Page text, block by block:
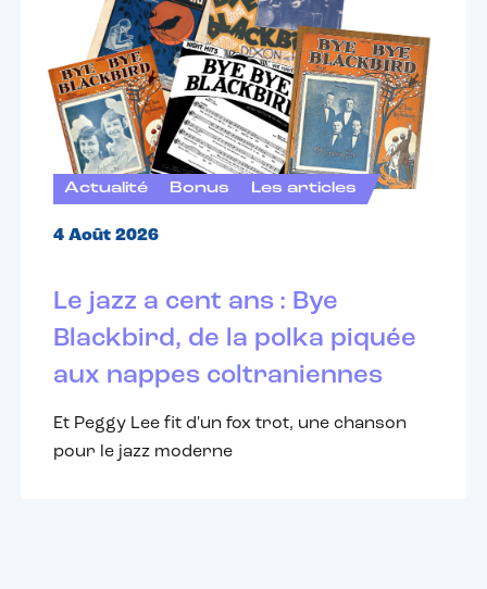
Actualité Bonus Les articles
4 Août 2026
Le jazz a cent ans : Bye
Blackbird, de la polka piquée
aux nappes coltraniennes
Et Peggy Lee fit d'un fox trot, une chanson
pour le jazz moderne